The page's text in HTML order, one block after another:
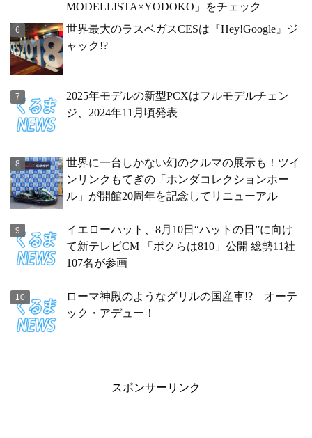
MODELLISTA×YODOKO」をチェック
世界最大のラスベガスCESは『Hey!Google』ジ
ャック!?
2025年モデルの新型PCXはフルモデルチェン
ジ、2024年11月頃発表
世界に一台しかない幻のクルマの展示も！ツイ
ンリンクもてぎの「ホンダコレクションホー
ル」が開館20周年を記念してリニューアル
イエローハット、8月10日“ハットの日”に向け
て新テレビCM 「ボクらは810」公開 総勢11社
107名が参画
ローマ神殿のようなグリルの国産車!? オーテ
ック・アデュー！
スポンサーリンク